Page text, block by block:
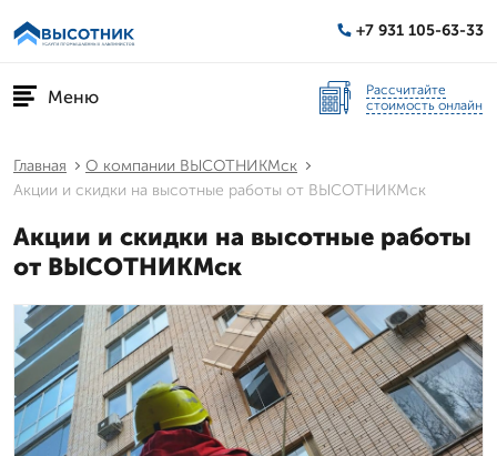
+7 931 105-63-33
Меню
Рассчитайте
стоимость онлайн
Главная
О компании ВЫСОТНИКМск
Акции и скидки на высотные работы от ВЫСОТНИКМск
Акции и скидки на высотные работы
от ВЫСОТНИКМск